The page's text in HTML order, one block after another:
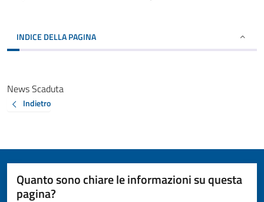
INDICE DELLA PAGINA
News Scaduta
Indietro
Quanto sono chiare le informazioni su questa
pagina?